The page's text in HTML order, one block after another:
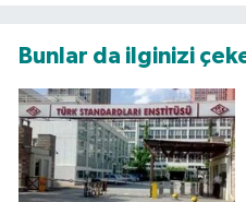
Bunlar da ilginizi